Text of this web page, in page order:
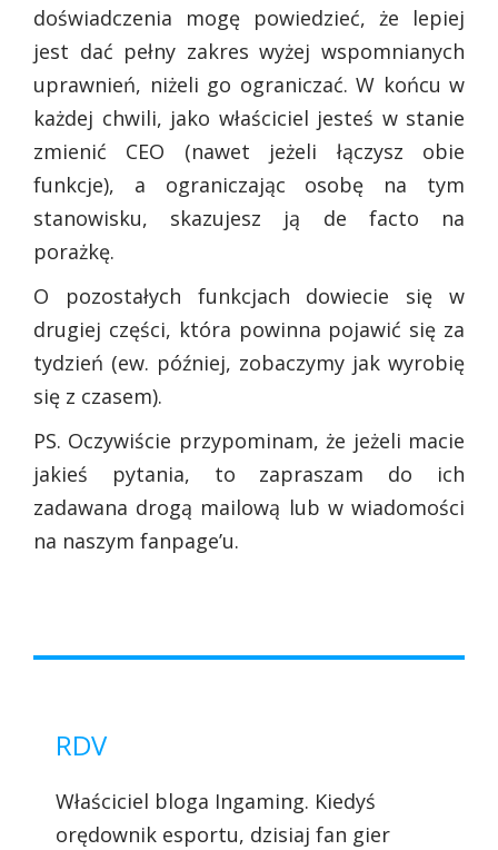
doświadczenia mogę powiedzieć, że lepiej
jest dać pełny zakres wyżej wspomnianych
uprawnień, niżeli go ograniczać. W końcu w
każdej chwili, jako właściciel jesteś w stanie
zmienić CEO (nawet jeżeli łączysz obie
funkcje), a ograniczając osobę na tym
stanowisku, skazujesz ją de facto na
porażkę.
O pozostałych funkcjach dowiecie się w
drugiej części, która powinna pojawić się za
tydzień (ew. później, zobaczymy jak wyrobię
się z czasem).
PS. Oczywiście przypominam, że jeżeli macie
jakieś pytania, to zapraszam do ich
zadawana drogą mailową lub w wiadomości
na naszym fanpage’u.
RDV
Właściciel bloga Ingaming. Kiedyś
orędownik esportu, dzisiaj fan gier